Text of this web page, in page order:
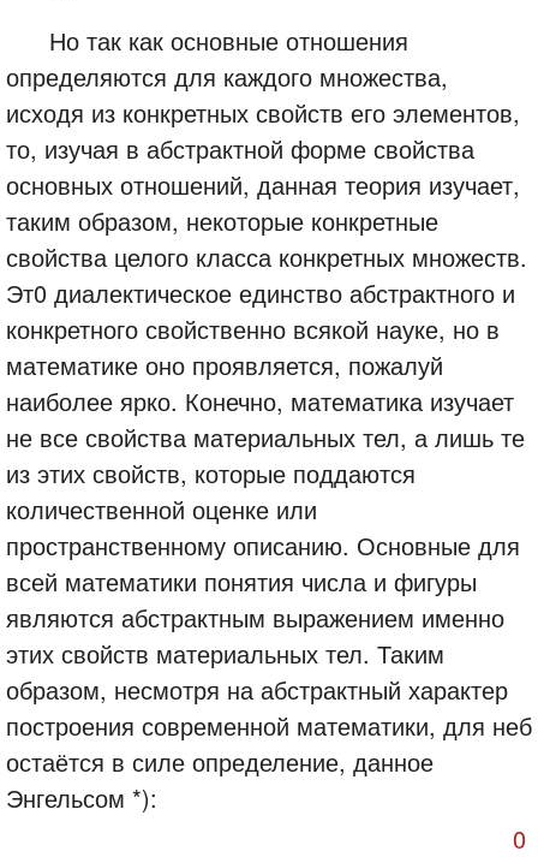
Но так как основные отношения
определяются для каждого множества,
исходя из конкретных свойств его элементов,
то, изучая в абстрактной форме свойства
основных отношений, данная теория изучает,
таким образом, некоторые конкретные
свойства целого класса конкретных множеств.
Эт0 диалектическое единство абстрактного и
конкретного свойственно всякой науке, но в
математике оно проявляется, пожалуй
наиболее ярко. Конечно, математика изучает
не все свойства материальных тел, а лишь те
из этих свойств, которые поддаются
количественной оценке или
пространственному описанию. Основные для
всей математики понятия числа и фигуры
являются абстрактным выражением именно
этих свойств материальных тел. Таким
образом, несмотря на абстрактный характер
построения современной математики, для неб
остаётся в силе определение, данное
Энгельсом *):
0